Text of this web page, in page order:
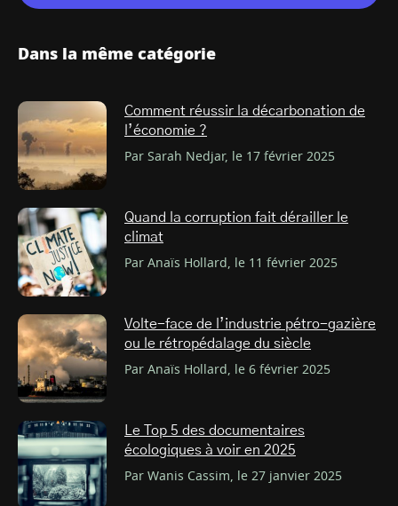
Dans la même catégorie
Comment réussir la décarbonation de
l’économie ?
Par Sarah Nedjar, le 17 février 2025
Quand la corruption fait dérailler le
climat
Par Anaïs Hollard, le 11 février 2025
Volte-face de l’industrie pétro-gazière
ou le rétropédalage du siècle
Par Anaïs Hollard, le 6 février 2025
Le Top 5 des documentaires
écologiques à voir en 2025
Par Wanis Cassim, le 27 janvier 2025